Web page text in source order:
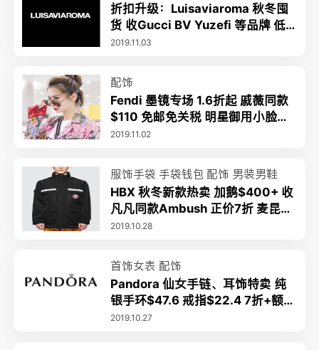
折扣升级：Luisaviaroma 秋冬囤
货 收Gucci BV Yuzefi 等品牌 低
至2.5折+最高额外6折+包关税
2019.11.03
配饰
Fendi 墨镜专场 1.6折起 戚薇同款
$110 免邮免关税 明星御用小脸神
器
2019.11.02
服饰手袋 手袋钱包 配饰 男装男鞋
HBX 秋冬新款热卖 加鹅$400+ 收
凡凡同款Ambush 正价7折 麦昆小
白鞋$498包税
2019.10.28
首饰女表 配饰
Pandora 仙女手链、耳饰特卖 纯
银手环$47.6 戒指$22.4 7折+额外
8折 串珠$28收
2019.10.27